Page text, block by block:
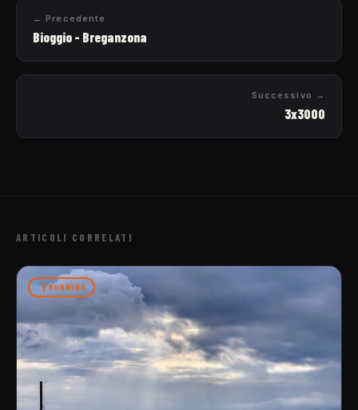
← Precedente
Bioggio - Breganzona
Successivo →
3x3000
ARTICOLI CORRELATI
RUNNING